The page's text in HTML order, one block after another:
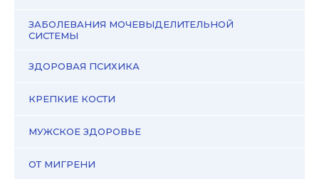
ЗАБОЛЕВАНИЯ МОЧЕВЫДЕЛИТЕЛЬНОЙ
СИСТЕМЫ
ЗДОРОВАЯ ПСИХИКА
КРЕПКИЕ КОСТИ
МУЖСКОЕ ЗДОРОВЬЕ
ОТ МИГРЕНИ